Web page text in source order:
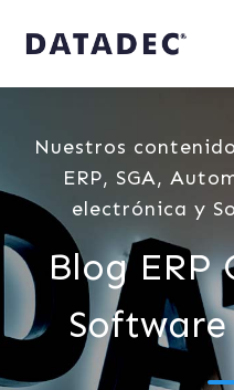
Nuestros
ERP, SGA,
electrónica y
Blog ERP